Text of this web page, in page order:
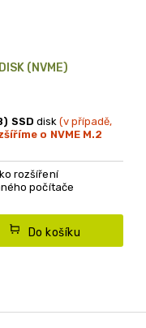
(NVME)
Do košíku
SSD disk(v případě,
o NVME M.2
rozšíření
počítače